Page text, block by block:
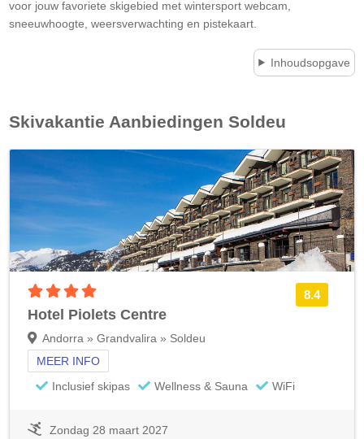
voor jouw favoriete skigebied met wintersport webcam,
sneeuwhoogte, weersverwachting en pistekaart.
Inhoudsopgave
Skivakantie Aanbiedingen Soldeu
8.4
Hotel Piolets Centre
Andorra » Grandvalira » Soldeu
MEER INFO
Inclusief skipas
Wellness & Sauna WiFi
Zondag 28 maart 2027